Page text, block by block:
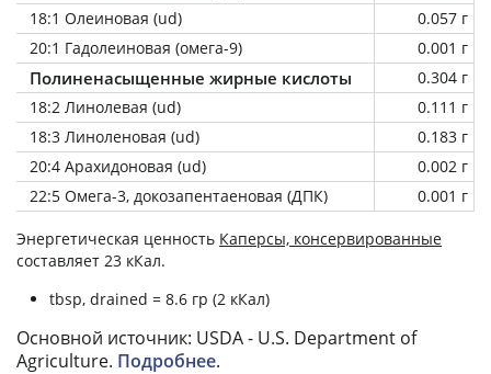
18:1 Олеиновая (ud)
0.057 г
20:1 Гадолеиновая (омега-9)
0.001 г
Полиненасыщенные жирные кислоты
0.304 г
18:2 Линолевая (ud)
0.111 г
18:3 Линоленовая (ud)
0.183 г
20:4 Арахидоновая (ud)
0.002 г
22:5 Омега-3, докозапентаеновая (ДПК)
0.001 г
Энергетическая ценность Каперсы, консервированные
составляет 23 кКал.
tbsp, drained = 8.6 гр (2 кКал)
Основной источник: USDA - U.S. Department of
Agriculture. Подробнее.